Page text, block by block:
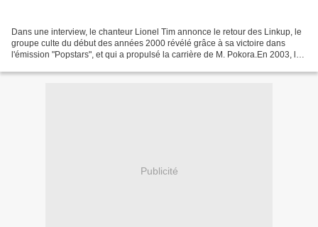
Dans une interview, le chanteur Lionel Tim annonce le retour des Linkup, le
groupe culte du début des années 2000 révélé grâce à sa victoire dans
l'émission "Popstars", et qui a propulsé la carrière de M. Pokora.En 2003, la
Publicité